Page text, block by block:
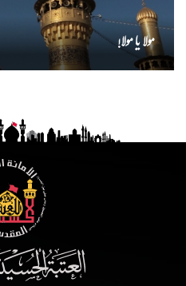
مولا یا مولا!